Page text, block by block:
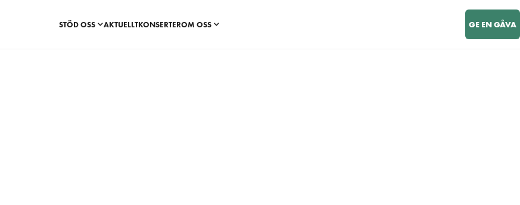
STÖD OSS AKTUELLTKONSERTEROM OSS GE EN GÅVA